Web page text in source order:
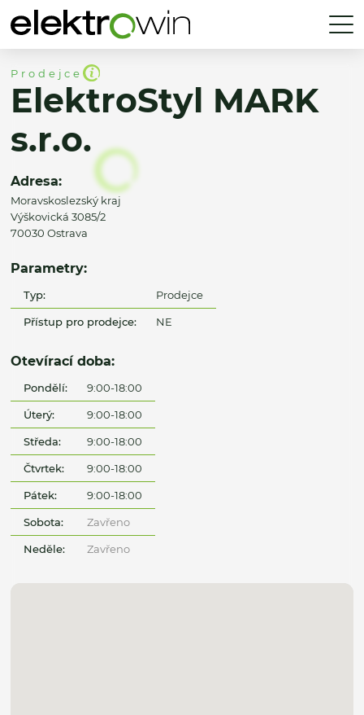
Prodejce
ElektroStyl MARK
s.r.o.
Adresa:
Moravskoslezský kraj
Výškovická 3085/2
70030 Ostrava
Parametry:
Typ: Prodejce
Přístup pro prodejce: NE
Otevírací doba:
Pondělí: 9:00-18:00
Úterý: 9:00-18:00
Středa: 9:00-18:00
Čtvrtek: 9:00-18:00
Pátek: 9:00-18:00
Sobota: Zavřeno
Neděle: Zavřeno